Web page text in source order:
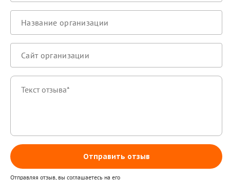
Отправить отзыв
Отправляя отзыв, вы соглашаетесь на его